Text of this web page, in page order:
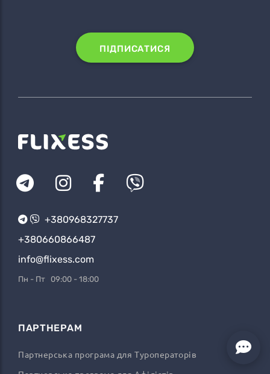
ПІДПИСАТИСЯ
+380968327737
+380660866487
info@flixess.com
Пн - Пт 09:00 - 18:00
ПАРТНЕРАМ
Партнерська програма для Туроператорів